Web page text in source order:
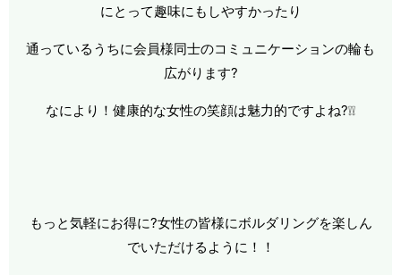
にとって趣味にもしやすかったり
通っているうちに会員様同士のコミュニケーションの輪も
広がります?
なにより！健康的な女性の笑顔は魅力的ですよね?❕❕
もっと気軽にお得に?女性の皆様にボルダリングを楽しん
でいただけるように！！